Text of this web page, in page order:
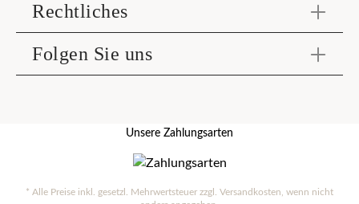
Rechtliches
Folgen Sie uns
Unsere Zahlungsarten
* Alle Preise inkl. gesetzl. Mehrwertsteuer zzgl. Versandkosten, wenn nicht